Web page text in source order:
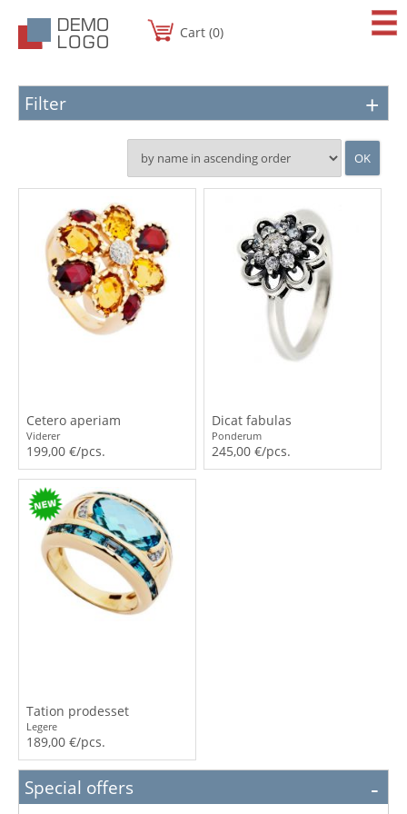
Cart (0)
Filter
Cetero aperiam
Viderer
199,00 €/pcs.
Dicat fabulas
Ponderum
245,00 €/pcs.
Tation prodesset
Legere
189,00 €/pcs.
Special offers